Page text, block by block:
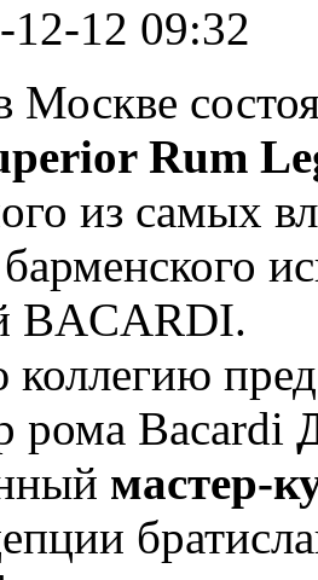
12-12 09:32
Москве
Rum
из самых
BACARDI.
рома Bacardi
мастер-